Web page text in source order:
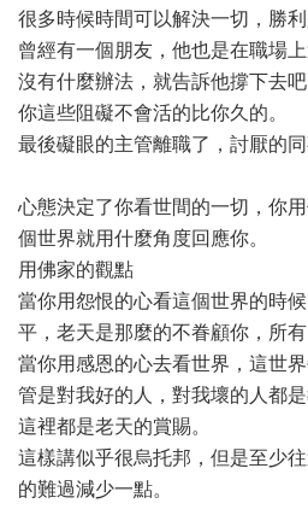
很多時候時間可以解決一切，勝
曾經有一個朋友，他也是在職場
沒有什麼辦法，就告訴他撐下去吧
你這些阻礙不會活的比你久的。
最後礙眼的主管離職了，討厭的同
心態決定了你看世間的一切，你
個世界就用什麼角度回應你。
用佛家的觀點
當你用怨恨的心看這個世界的時
平，老天是那麼的不眷顧你，所有
當你用感恩的心去看世界，這世
管是對我好的人，對我壞的人都
這裡都是老天的賞賜。
這樣講似乎很烏托邦，但是至少
的難過減少一點。